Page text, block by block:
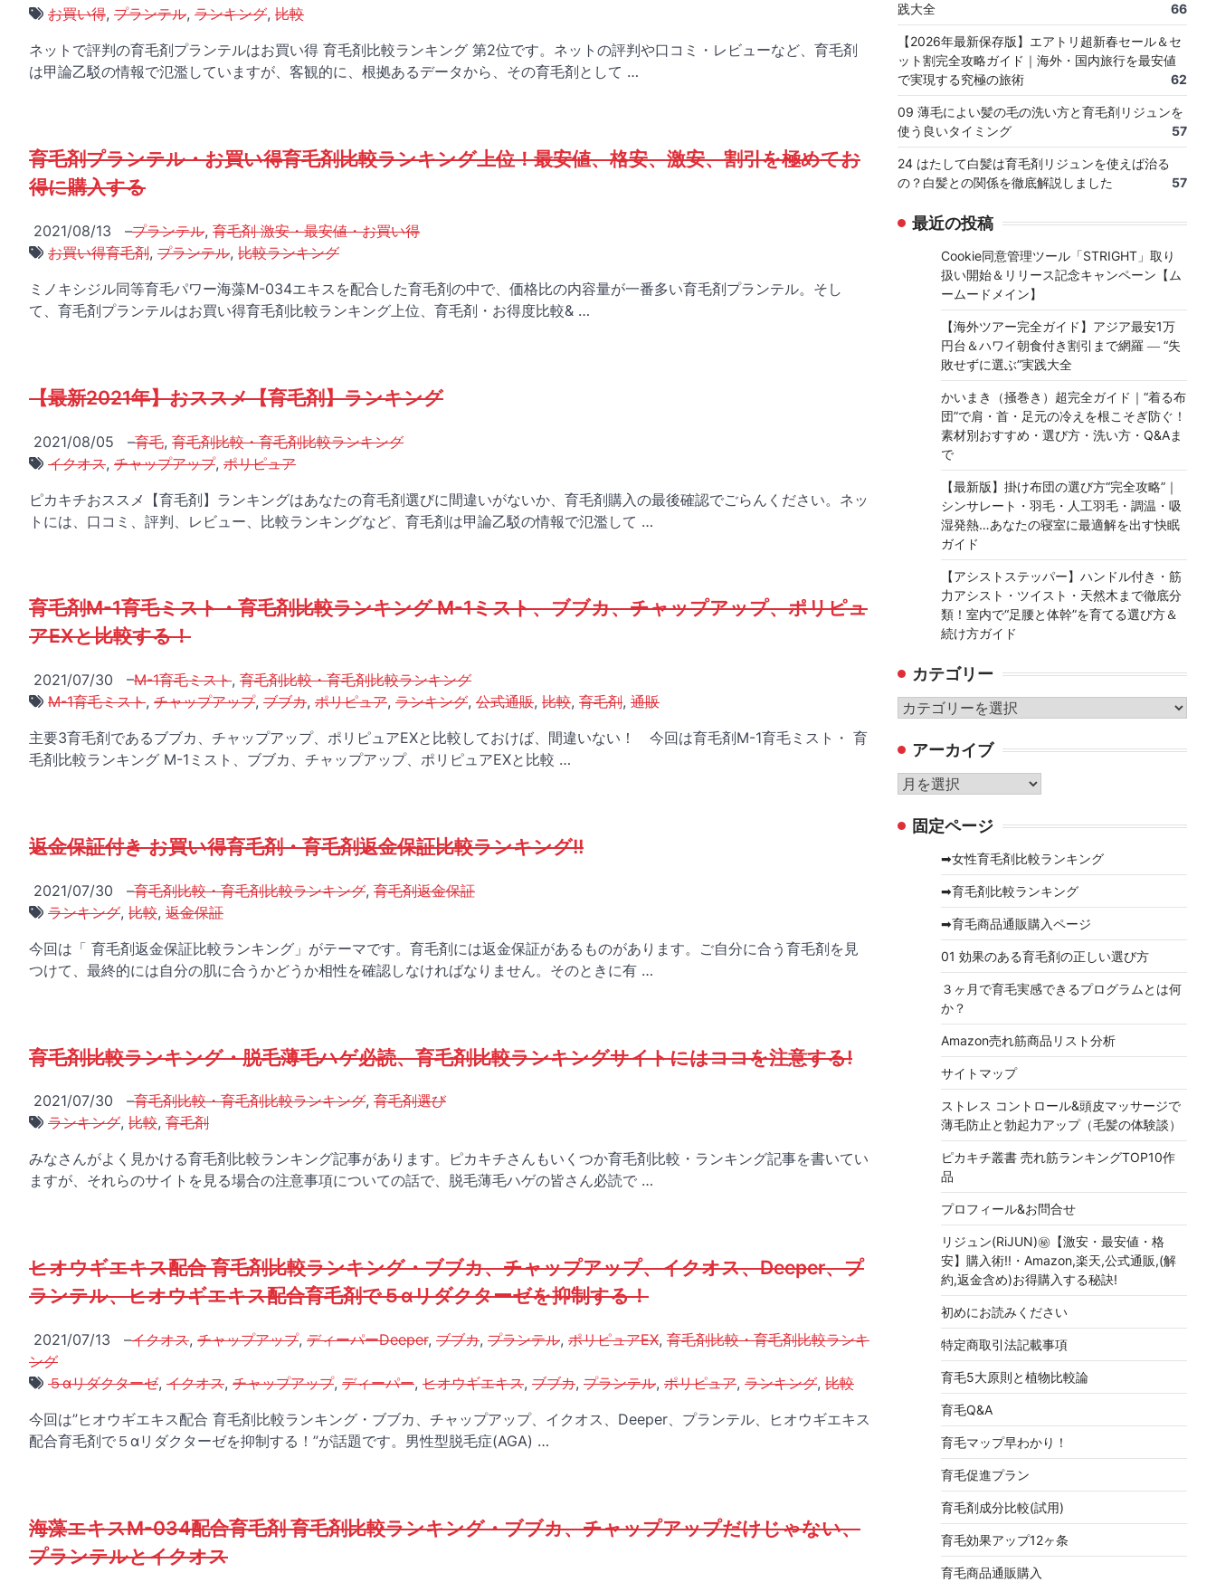
お買い得, プランテル, ランキング, 比較
ネットで評判の育毛剤プランテルはお買い得 育毛剤比較ランキング 第2位です。ネットの評判や口コミ・レビューなど、育毛剤
は甲論乙駁の情報で氾濫していますが、客観的に、根拠あるデータから、その育毛剤として …
育毛剤プランテル・お買い得育毛剤比較ランキング上位！最安値、格安、激安、割引を極めてお
得に購入する
2021/08/13 –プランテル, 育毛剤 激安・最安値・お買い得
お買い得育毛剤, プランテル, 比較ランキング
ミノキシジル同等育毛パワー海藻M-034エキスを配合した育毛剤の中で、価格比の内容量が一番多い育毛剤プランテル。そし
て、育毛剤プランテルはお買い得育毛剤比較ランキング上位、育毛剤・お得度比較& …
【最新2021年】おススメ【育毛剤】ランキング
2021/08/05 –育毛, 育毛剤比較・育毛剤比較ランキング
イクオス, チャップアップ, ポリピュア
ピカキチおススメ【育毛剤】ランキングはあなたの育毛剤選びに間違いがないか、育毛剤購入の最後確認でごらんください。ネッ
トには、口コミ、評判、レビュー、比較ランキングなど、育毛剤は甲論乙駁の情報で氾濫して …
育毛剤M-1育毛ミスト・育毛剤比較ランキング M-1ミスト、ブブカ、チャップアップ、ポリピュ
アEXと比較する！
2021/07/30 –M-1育毛ミスト, 育毛剤比較・育毛剤比較ランキング
M-1育毛ミスト, チャップアップ, ブブカ, ポリピュア, ランキング, 公式通販, 比較, 育毛剤, 通販
主要3育毛剤であるブブカ、チャップアップ、ポリピュアEXと比較しておけば、間違いない！ 今回は育毛剤M-1育毛ミスト・ 育
毛剤比較ランキング M-1ミスト、ブブカ、チャップアップ、ポリピュアEXと比較 …
返金保証付き お買い得育毛剤・育毛剤返金保証比較ランキング!!
2021/07/30 –育毛剤比較・育毛剤比較ランキング, 育毛剤返金保証
ランキング, 比較, 返金保証
今回は「 育毛剤返金保証比較ランキング」がテーマです。育毛剤には返金保証があるものがあります。ご自分に合う育毛剤を見
つけて、最終的には自分の肌に合うかどうか相性を確認しなければなりません。そのときに有 …
育毛剤比較ランキング・脱毛薄毛ハゲ必読、育毛剤比較ランキングサイトにはココを注意する!
2021/07/30 –育毛剤比較・育毛剤比較ランキング, 育毛剤選び
ランキング, 比較, 育毛剤
みなさんがよく見かける育毛剤比較ランキング記事があります。ピカキチさんもいくつか育毛剤比較・ランキング記事を書いてい
ますが、それらのサイトを見る場合の注意事項についての話で、脱毛薄毛ハゲの皆さん必読で …
ヒオウギエキス配合 育毛剤比較ランキング・ブブカ、チャップアップ、イクオス、Deeper、プ
ランテル、ヒオウギエキス配合育毛剤で５αリダクターゼを抑制する！
2021/07/13 –イクオス, チャップアップ, ディーパーDeeper, ブブカ, プランテル, ポリピュアEX, 育毛剤比較・育毛剤比較ランキ
ング
５αリダクターゼ, イクオス, チャップアップ, ディーパー, ヒオウギエキス, ブブカ, プランテル, ポリピュア, ランキング, 比較
今回は”ヒオウギエキス配合 育毛剤比較ランキング・ブブカ、チャップアップ、イクオス、Deeper、プランテル、ヒオウギエキス
配合育毛剤で５αリダクターゼを抑制する！”が話題です。男性型脱毛症(AGA) …
海藻エキスM-034配合育毛剤 育毛剤比較ランキング・ブブカ、チャップアップだけじゃない、
プランテルとイクオス
践大全
66
【2026年最新保存版】エアトリ超新春セール＆セ
ット割完全攻略ガイド｜海外・国内旅行を最安値
で実現する究極の旅術
62
09 薄毛によい髪の毛の洗い方と育毛剤リジュンを
使う良いタイミング
57
24 はたして白髪は育毛剤リジュンを使えば治る
の？白髪との関係を徹底解説しました
57
最近の投稿
Cookie同意管理ツール「STRIGHT」取り
扱い開始＆リリース記念キャンペーン【ム
ームードメイン】
【海外ツアー完全ガイド】アジア最安1万
円台＆ハワイ朝食付き割引まで網羅 ― “失
敗せずに選ぶ”実践大全
かいまき（掻巻き）超完全ガイド｜“着る布
団”で肩・首・足元の冷えを根こそぎ防ぐ！
素材別おすすめ・選び方・洗い方・Q&Aま
で
【最新版】掛け布団の選び方“完全攻略”｜
シンサレート・羽毛・人工羽毛・調温・吸
湿発熱…あなたの寝室に最適解を出す快眠
ガイド
【アシストステッパー】ハンドル付き・筋
力アシスト・ツイスト・天然木まで徹底分
類！室内で“足腰と体幹”を育てる選び方＆
続け方ガイド
カテゴリー
カ
ゴ
リ
ー
アーカイブ
ア
カ 固定ページ
➡女性育毛剤比較ランキング
➡育毛剤比較ランキング
➡育毛商品通販購入ページ
01 効果のある育毛剤の正しい選び方
３ヶ月で育毛実感できるプログラムとは何
か？
Amazon売れ筋商品リスト分析
サイトマップ
ストレス コントロール&頭皮マッサージで
薄毛防止と勃起力アップ（毛髪の体験談）
ピカキチ叢書 売れ筋ランキングTOP10作
品
プロフィール&お問合せ
リジュン(RiJUN)㊙【激安・最安値・格
安】購入術!!・Amazon,楽天,公式通販,(解
約,返金含め)お得購入する秘訣!
初めにお読みください
特定商取引法記載事項
育毛5大原則と植物比較論
育毛Q&A
育毛マップ早わかり！
育毛促進プラン
育毛剤成分比較(試用)
育毛効果アップ12ヶ条
育毛商品通販購入